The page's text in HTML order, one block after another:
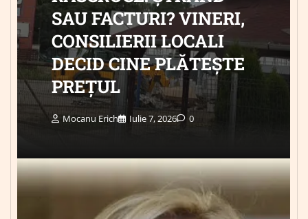
SAU FACTURI? VINERI,
CONSILIERII LOCALI
DECID CINE PLĂTEȘTE
PREȚUL
Mocanu Erich Iulie 7, 2026 0